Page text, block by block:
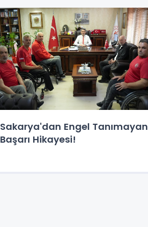
Sakarya'dan Engel Tanımayan
Başarı Hikayesi!